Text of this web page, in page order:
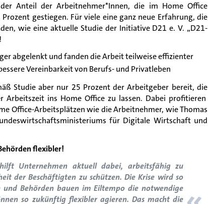
er Anteil der Arbeitnehmer*Innen, die im Home Office
Prozent gestiegen. Für viele eine ganz neue Erfahrung, die
, wie eineaktuelle Studie der Initiative D21 e. V. „D21-
!
abgelenkt und fandendie Arbeit teilweise effizienter
Vereinbarkeit von Berufs- und Privatleben
Studieaber nur 25 Prozent der Arbeitgeber bereit,die
Arbeitszeit ins Home Office zu lassen. Dabei profitieren
Office-Arbeitsplätzen wie die Arbeitnehmer, wie Thomas
für Digitale Wirtschaft und
flexibler!
Unternehmen aktuell dabei, arbeitsfähig zu
der Beschäftigten zu schützen. Die Krise wird so
und Behörden bauen im Eiltempo die notwendige
so zukünftig flexibler agieren. Das macht die